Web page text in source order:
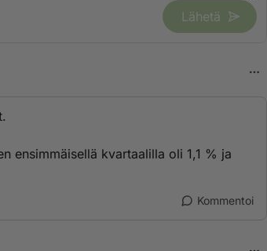
Lähetä
ensimmäisellä kvartaalilla oli 1,1 % ja
Kommentoi